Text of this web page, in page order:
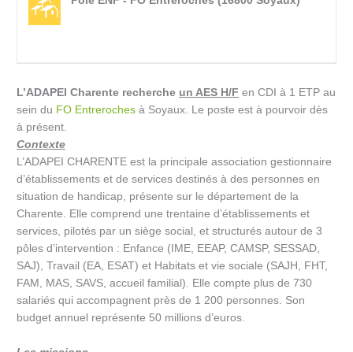
L’ADAPEI Charente recherche un AES H/F en CDI à 1 ETP au
sein du FO Entreroches à Soyaux. Le poste est à pourvoir dès
à présent.
Contexte
L’ADAPEI CHARENTE est la principale association gestionnaire
d’établissements et de services destinés à des personnes en
situation de handicap, présente sur le département de la
Charente. Elle comprend une trentaine d’établissements et
services, pilotés par un siège social, et structurés autour de 3
pôles d’intervention : Enfance (IME, EEAP, CAMSP, SESSAD,
SAJ), Travail (EA, ESAT) et Habitats et vie sociale (SAJH, FHT,
FAM, MAS, SAVS, accueil familial). Elle compte plus de 730
salariés qui accompagnent près de 1 200 personnes. Son
budget annuel représente 50 millions d’euros.